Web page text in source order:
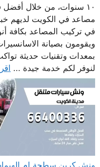
١٠ سنوات، من خلال أفضل
مصاعد في الكويت لديهم
في تركيب المصاعد بكافة
ويقومون بصيانة
بمعدات وتقنيات حديثة
لنوفر لكم خدمة جيدة ...
ونش كرين سطحة ام